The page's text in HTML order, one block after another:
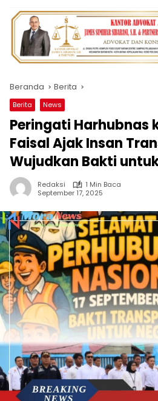
Beranda Berita
Berita News
Peringati Harhubnas
Faisal Ajak Insan
Wujudkan Bakti
Redaksi
1 Min Baca
September 17, 2025